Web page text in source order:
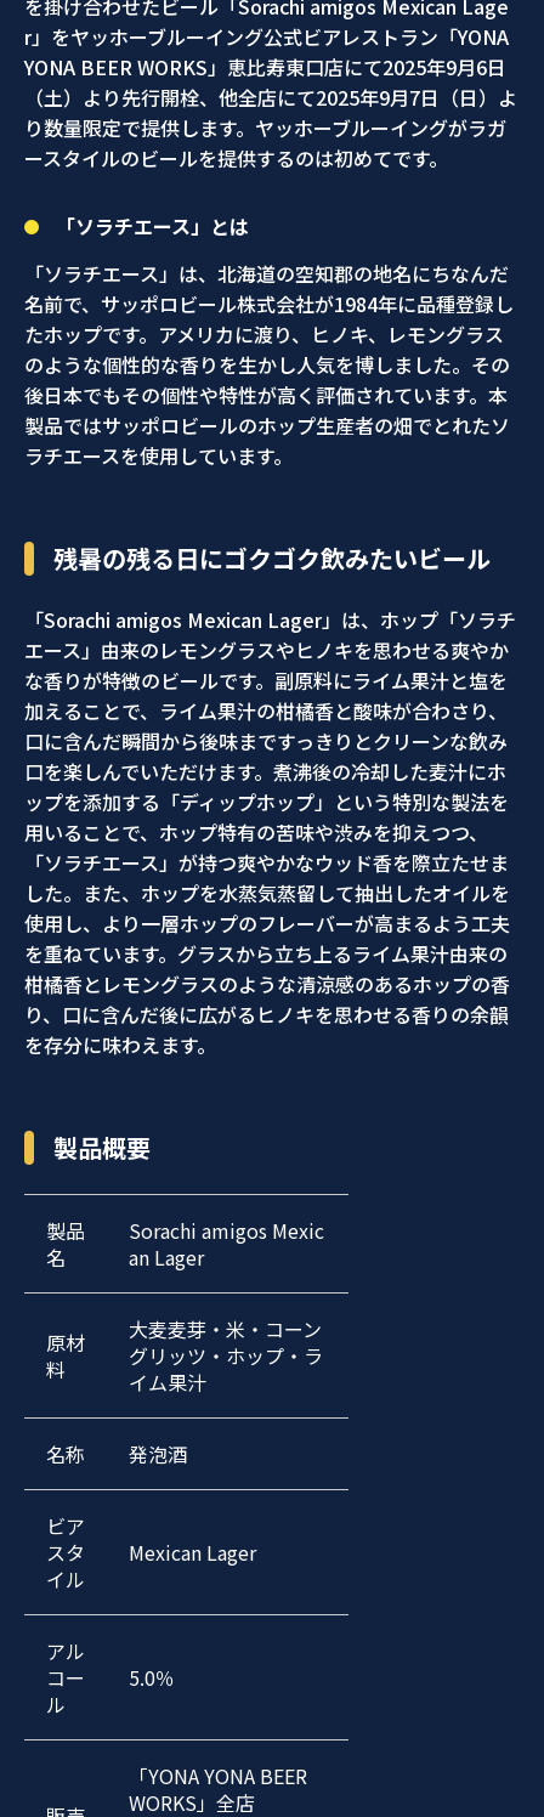
を掛け合わせたビール「Sorachi amigos Mexican Lage
r」をヤッホーブルーイング公式ビアレストラン「YONA
YONA BEER WORKS」恵比寿東口店にて2025年9月6日
（土）より先行開栓、他全店にて2025年9月7日（日）よ
り数量限定で提供します。ヤッホーブルーイングがラガ
ースタイルのビールを提供するのは初めてです。
「ソラチエース」とは
「ソラチエース」は、北海道の空知郡の地名にちなんだ
名前で、サッポロビール株式会社が1984年に品種登録し
たホップです。アメリカに渡り、ヒノキ、レモングラス
のような個性的な香りを生かし人気を博しました。その
後日本でもその個性や特性が高く評価されています。本
製品ではサッポロビールのホップ生産者の畑でとれたソ
ラチエースを使用しています。
残暑の残る日にゴクゴク飲みたいビール
「Sorachi amigos Mexican Lager」は、ホップ「ソラチ
エース」由来のレモングラスやヒノキを思わせる爽やか
な香りが特徴のビールです。副原料にライム果汁と塩を
加えることで、ライム果汁の柑橘香と酸味が合わさり、
口に含んだ瞬間から後味まですっきりとクリーンな飲み
口を楽しんでいただけます。煮沸後の冷却した麦汁にホ
ップを添加する「ディップホップ」という特別な製法を
用いることで、ホップ特有の苦味や渋みを抑えつつ、
「ソラチエース」が持つ爽やかなウッド香を際立たせま
した。また、ホップを水蒸気蒸留して抽出したオイルを
使用し、より一層ホップのフレーバーが高まるよう工夫
を重ねています。グラスから立ち上るライム果汁由来の
柑橘香とレモングラスのような清涼感のあるホップの香
り、口に含んだ後に広がるヒノキを思わせる香りの余韻
を存分に味わえます。
製品概要
製品
名
Sorachi amigos Mexic
an Lager
原材
料
大麦麦芽・米・コーン
グリッツ・ホップ・ラ
イム果汁
名称 発泡酒
ビア
スタ
イル
Mexican Lager
アル
コー
ル
5.0％
「YONA YONA BEER
WORKS」全店